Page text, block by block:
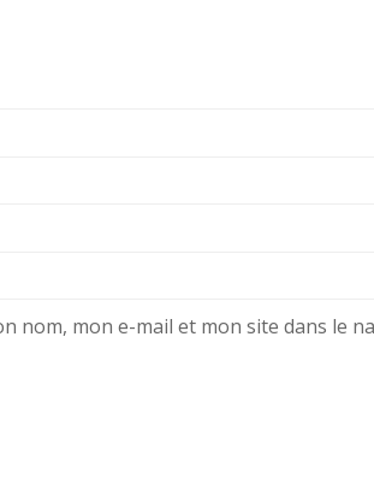
nom, mon e-mail et mon site dans le